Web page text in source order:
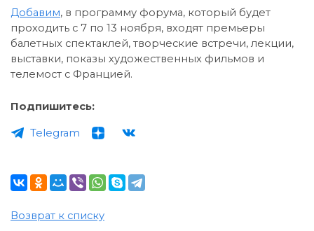
Добавим, в программу форума, который будет
проходить с 7 по 13 ноября, входят премьеры
балетных спектаклей, творческие встречи, лекции,
выставки, показы художественных фильмов и
телемост с Францией.
Подпишитесь:
Telegram
Возврат к списку